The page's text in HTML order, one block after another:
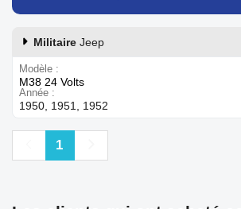
Militaire Jeep
Modèle
M38 24 Volts
Année
1950, 1951, 1952
Précédent
1